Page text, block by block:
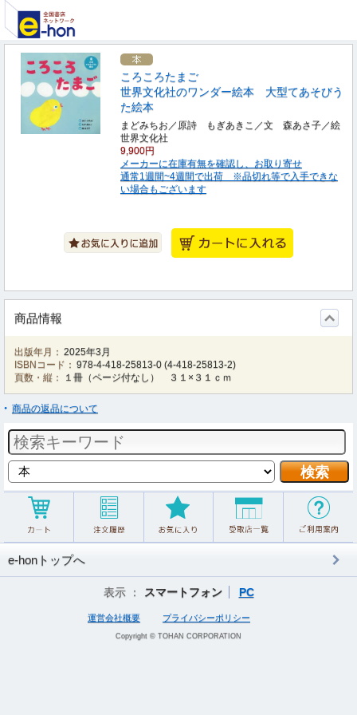
ころころたまご
世界文化社のワンダー絵本 大型てあそびう
た絵本
まどみちお／原詩 もぎあきこ／文 森あさ子／絵
世界文化社
9,900円
メーカーに在庫有無を確認し、お取り寄せ
通常1週間~4週間で出荷 ※品切れ等で入手できな
い場合もございます
商品情報
出版年月： 2025年3月
ISBNコード： 978-4-418-25813-0 (4-418-25813-2)
頁数・縦：
１冊（ページ付なし） ３１×３１ｃｍ
商品の返品について
e-honトップへ
表示 ： スマートフォン PC
運営会社概要 プライバシーポリシー
Copyright © TOHAN CORPORATION